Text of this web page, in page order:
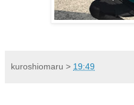
kuroshiomaru > 19:49